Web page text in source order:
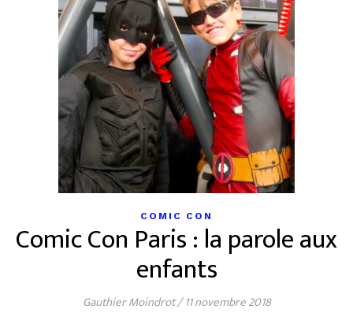
COMIC CON
Comic Con Paris : la parole aux
enfants
Gauthier Moindrot/ 11 novembre 2018